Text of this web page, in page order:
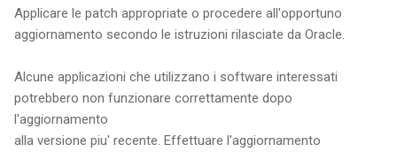
Applicare le patch appropriate o procedere all'opportuno
aggiornamento secondo le istruzioni rilasciate da Oracle.
Alcune applicazioni che utilizzano i software interessati
potrebbero non funzionare correttamente dopo
l'aggiornamento
alla versione piu' recente. Effettuare l'aggiornamento